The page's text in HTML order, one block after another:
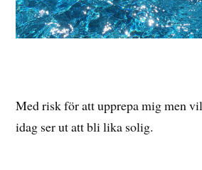
Med risk för att upprepa mig men
idag ser ut att bli lika solig.